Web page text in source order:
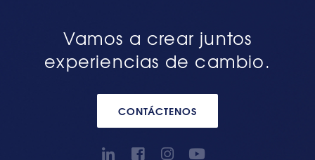
Vamos a crear juntos
experiencias de cambio.
CONTÁCTENOS